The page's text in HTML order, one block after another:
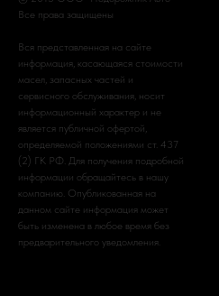
Все права защищены
Вся представленная на сайте
информация, касающаяся стоимости
масел, запасных частей и
сервисного обслуживания, носит
информационный характер и не
является публичной офертой,
определяемой положениями ст. 437
(2) ГК РФ. Для получения подробной
информации обращайтесь в нашу
компанию. Опубликованная на
данном сайте информация может
быть изменена в любое время без
предварительного уведомления.